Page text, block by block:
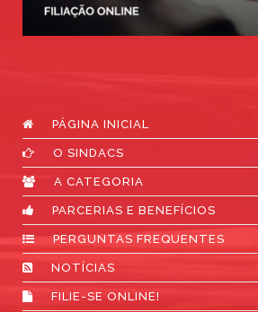
PÁGINA INICIAL
O SINDACS
A CATEGORIA
PARCERIAS E BENEFÍCIOS
PERGUNTAS FREQUENTES
NOTÍCIAS
FILIE-SE ONLINE!